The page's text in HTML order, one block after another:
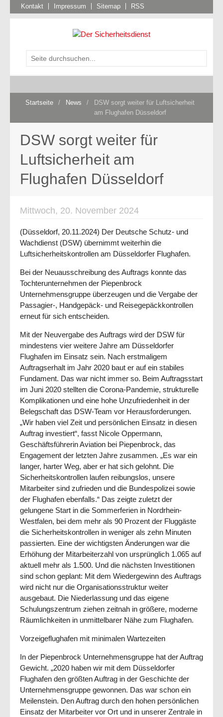
Kontakt Impressum Sitemap RSS
Startseite / News /
DSW sorgt weiter für Luftsicherheit
am Flughafen Düsseldorf
DSW sorgt weiter für
Luftsicherheit am
Flughafen Düsseldorf
Mittwoch, 20. November 2024
(Düsseldorf, 20.11.2024) Der Deutsche Schutz- und
Wachdienst (DSW) übernimmt weiterhin die
Luftsicherheitskontrollen am Düsseldorfer Flughafen.
Bei der Neuausschreibung des Auftrags konnte das
Tochterunternehmen der Piepenbrock
Unternehmensgruppe überzeugen und die Vergabe der
Passagier-, Handgepäck- und Reisegepäckkontrollen
erneut für sich entscheiden.
Mit der Neuvergabe des Auftrags wird der DSW für
mindestens vier weitere Jahre am Düsseldorfer
Flughafen im Einsatz sein. Nach erstmaligem
Auftragserhalt im Jahr 2020 baut er auf ein stabiles
Fundament. Das war nicht immer so. Beim Auftragsstart
im Juni 2020 stellten die Corona-Pandemie, strukturelle
Komplikationen und eine hohe Unzufriedenheit in der
Belegschaft das DSW-Team vor Herausforderungen.
„Wir haben viel Zeit und persönlichen Einsatz in diesen
Auftrag investiert“, fasst Nicole Oppermann,
Geschäftsführerin Aviation bei Piepenbrock, das
Engagement der letzten Jahre zusammen. „Es war ein
langer, harter Weg, aber er hat sich gelohnt. Die
Sicherheitskontrollen laufen reibungslos, unsere
Mitarbeiter sind zufrieden und die Bundespolizei sowie
der Flughafen ebenfalls.“ Das zeigte zuletzt der
gelungene Start in die Sommerferien in Nordrhein-
Westfalen, bei dem mehr als 90 Prozent der Fluggäste
die Sicherheitskontrollen in weniger als zehn Minuten
passierten. Eine der wichtigsten Änderungen war die
Erhöhung der Mitarbeiterzahl von ursprünglich 1.065 auf
aktuell mehr als 1.500. Und die nächsten Investitionen
sind schon geplant: Mit dem Wiedergewinn des Auftrags
wird nicht nur die Organisationsstruktur weiter
ausgebaut. Die Niederlassung und das eigene
Schulungszentrum ziehen zeitnah in größere, moderne
Räumlichkeiten in unmittelbarer Nähe zum Flughafen.
Vorzeigeflughafen mit minimalen Wartezeiten
In der Piepenbrock Unternehmensgruppe hat der Auftrag
Gewicht. „2020 haben wir mit dem Düsseldorfer
Flughafen den größten Auftrag in der Geschichte der
Unternehmensgruppe gewonnen. Das war schon ein
Meilenstein. Den Auftrag durch den hohen persönlichen
Einsatz der Mitarbeiter vor Ort und in unserer Zentrale in